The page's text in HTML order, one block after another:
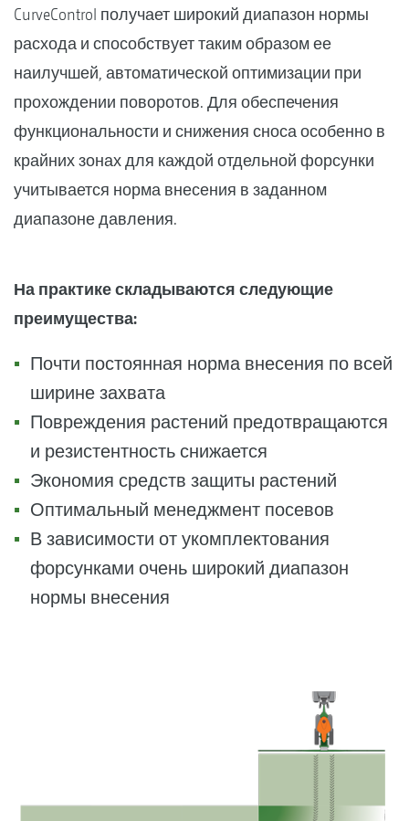
CurveControl получает широкий диапазон нормы
расхода и способствует таким образом ее
наилучшей, автоматической оптимизации при
прохождении поворотов. Для обеспечения
функциональности и снижения сноса особенно в
крайних зонах для каждой отдельной форсунки
учитывается норма внесения в заданном
диапазоне давления.
На практике складываются следующие
преимущества:
Почти постоянная норма внесения по всей
ширине захвата
Повреждения растений предотвращаются
и резистентность снижается
Экономия средств защиты растений
Оптимальный менеджмент посевов
В зависимости от укомплектования
форсунками очень широкий диапазон
нормы внесения